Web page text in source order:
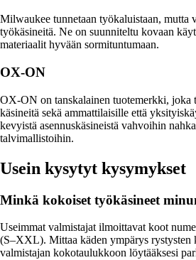
Milwaukee tunnetaan työkaluistaan, mutta
työkäsineitä. Ne on suunniteltu kovaan
materiaalit hyvään sormituntumaan.
OX-ON
OX-ON on tanskalainen tuotemerkki, joka
käsineitä sekä ammattilaisille että
kevyistä asennuskäsineistä vahvoihin
talvimallistoihin.
Usein kysytyt kysymykset
Minkä kokoiset työkäsineet
Useimmat valmistajat ilmoittavat koot
(S–XXL). Mittaa käden ympärys rystysten
valmistajan kokotaulukkoon löytääksesi